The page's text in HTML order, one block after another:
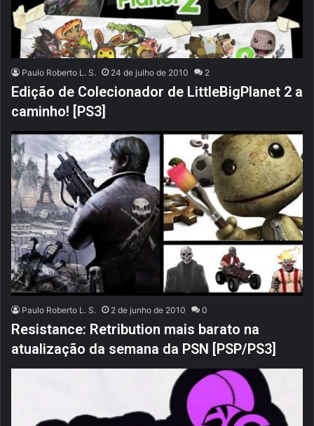
Paulo Roberto L. S. 24 de julho de 2010 2
Edição de Colecionador de LittleBigPlanet 2 a
caminho! [PS3]
Paulo Roberto L. S. 2 de junho de 2010 0
Resistance: Retribution mais barato na
atualização da semana da PSN [PSP/PS3]